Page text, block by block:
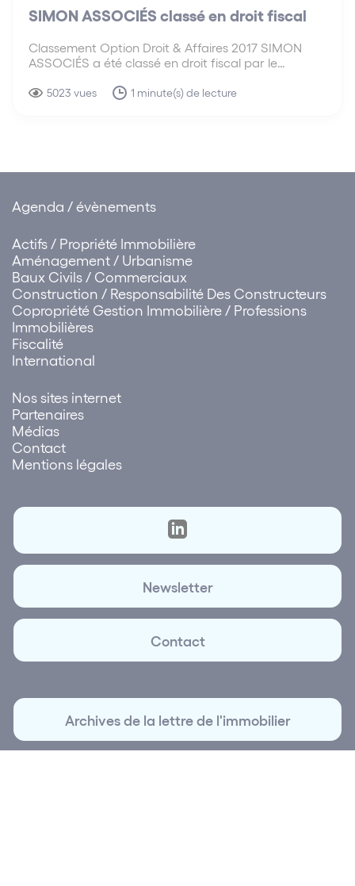
SIMON ASSOCIÉS classé en droit fiscal
Classement Option Droit & Affaires 2017 SIMON
ASSOCIÉS a été classé en droit fiscal par le
ASSOCIÉS a été classé dans les catégories
5023 vues 1 minute(s) de lecture
Agenda / évènements
Actifs / Propriété Immobilière
Aménagement / Urbanisme
Baux Civils / Commerciaux
Construction / Responsabilité Des Constructeurs
Copropriété Gestion Immobilière / Professions
Immobilières
Fiscalité
International
Nos sites internet
Partenaires
Médias
Contact
Mentions légales
Newsletter
Contact
Archives de la lettre de l'immobilier